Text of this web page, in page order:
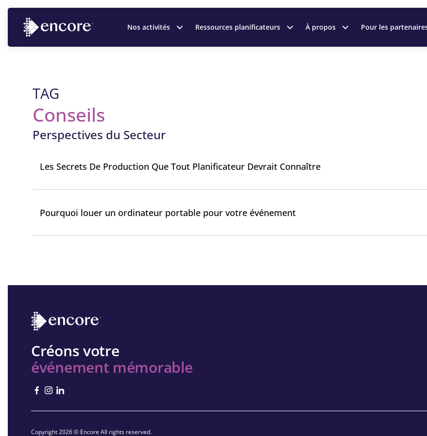
Nos activités Ressources planificateurs À propos Pour les
TAG
Conseils
Perspectives du Secteur
Les Secrets De Production Que Tout Planificateur Devrait Connaître
Pourquoi louer un ordinateur portable pour votre événement
Créons votre
événement mémorable
Copyright 2026 © Encore All rights reserved.